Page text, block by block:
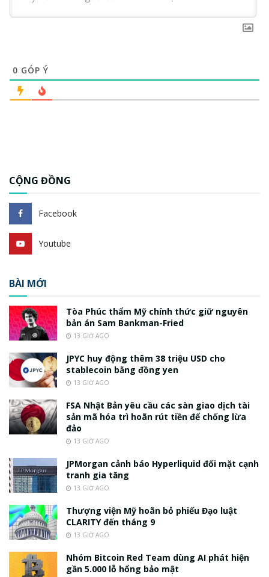
0 GÓP Ý
CỘNG ĐỒNG
Facebook
Youtube
BÀI MỚI
Tòa Phúc thẩm Mỹ chính thức giữ nguyên
bản án Sam Bankman-Fried
13 GIỜ AGO
JPYC huy động thêm 38 triệu USD cho
stablecoin bằng đồng yen
13 GIỜ AGO
FSA Nhật Bản yêu cầu các sàn giao dịch tài
sản mã hóa trì hoãn rút tiền để chống lừa
đảo
13 GIỜ AGO
JPMorgan cảnh báo Hyperliquid đối mặt cạnh
tranh gia tăng
13 GIỜ AGO
Thượng viện Mỹ hoãn bỏ phiếu Đạo luật
CLARITY đến tháng 9
13 GIỜ AGO
Nhóm Bitcoin Red Team dùng AI phát hiện
gần 5.000 lỗ hổng bảo mật